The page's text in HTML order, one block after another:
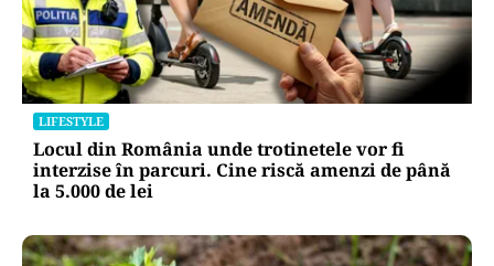
LIFESTYLE
Locul din România unde trotinetele vor fi
interzise în parcuri. Cine riscă amenzi de până
la 5.000 de lei